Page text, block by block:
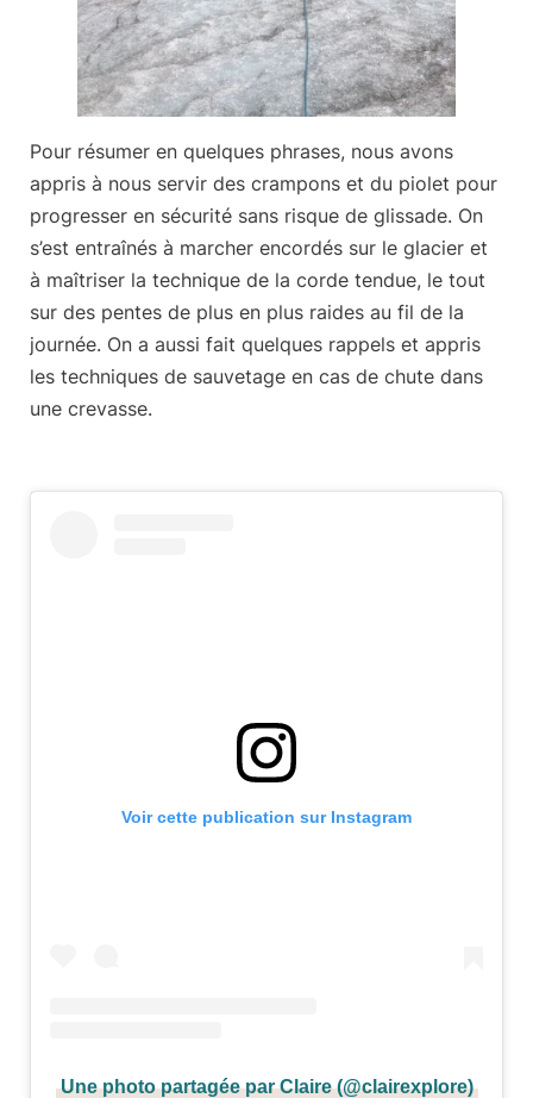
Pour résumer en quelques phrases, nous avons
appris à nous servir des crampons et du piolet pour
progresser en sécurité sans risque de glissade. On
s’est entraînés à marcher encordés sur le glacier et
à maîtriser la technique de la corde tendue, le tout
sur des pentes de plus en plus raides au fil de la
journée. On a aussi fait quelques rappels et appris
les techniques de sauvetage en cas de chute dans
une crevasse.
Voir cette publication sur Instagram
Une photo partagée par Claire (@clairexplore)